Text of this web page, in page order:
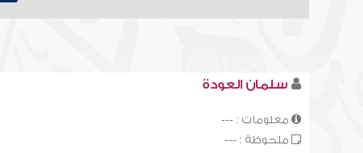
سلمان العودة
معلومات : ---
ملحوظة : ---